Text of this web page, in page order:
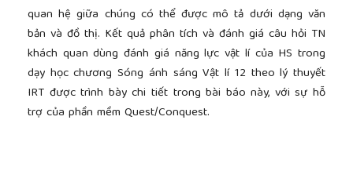
quan hệ giữa chúng có thể được mô tả dưới dạng văn
bản và đồ thị. Kết quả phân tích và đánh giá câu hỏi TN
khách quan dùng đánh giá năng lực vật lí của HS trong
dạy học chương Sóng ánh sáng Vật lí 12 theo lý thuyết
IRT được trình bày chi tiết trong bài báo này, với sự hỗ
trợ của phần mềm Quest/Conquest.